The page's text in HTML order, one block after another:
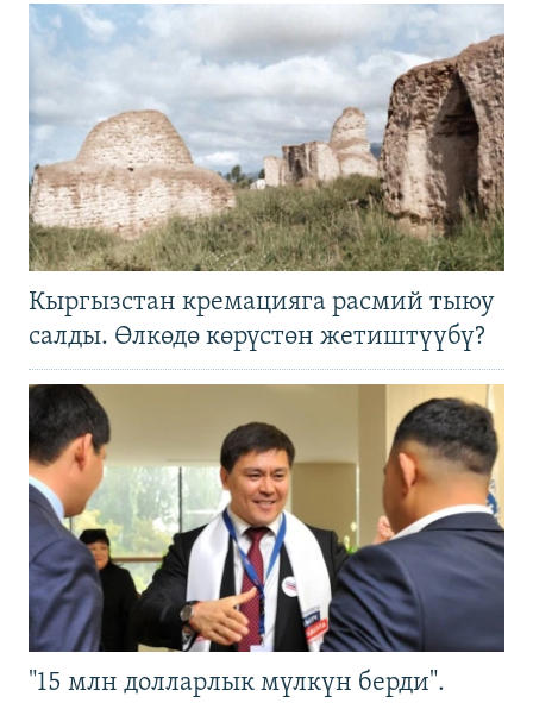
Кыргызстан кремацияга расмий тыюу
салды. Өлкөдө көрүстөн жетиштүүбү?
"15 млн долларлык мүлкүн берди".